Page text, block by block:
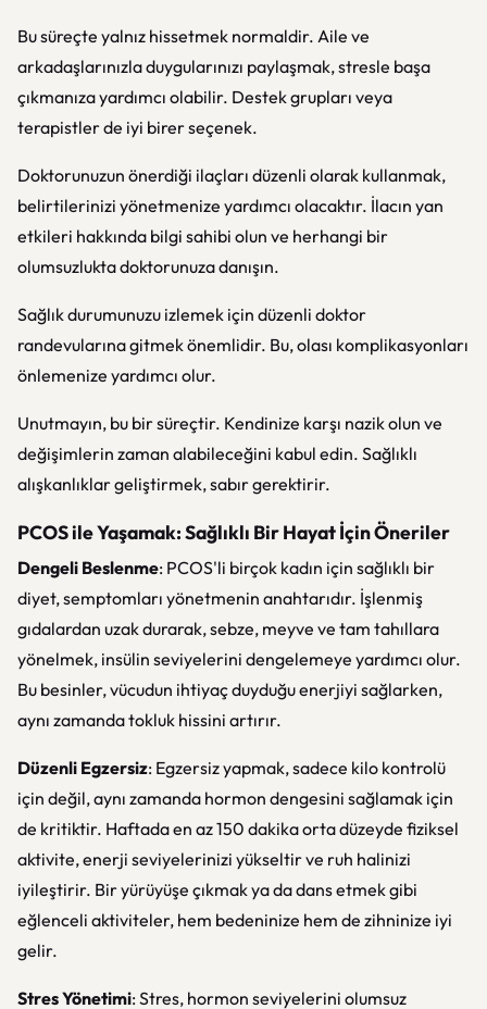
Bu süreçte yalnız hissetmek normaldir. Aile ve
arkadaşlarınızla duygularınızı paylaşmak, stresle başa
çıkmanıza yardımcı olabilir. Destek grupları veya
terapistler de iyi birer seçenek.
Doktorunuzun önerdiği ilaçları düzenli olarak kullanmak,
belirtilerinizi yönetmenize yardımcı olacaktır. İlacın yan
etkileri hakkında bilgi sahibi olun ve herhangi bir
olumsuzlukta doktorunuza danışın.
Sağlık durumunuzu izlemek için düzenli doktor
randevularına gitmek önemlidir. Bu, olası komplikasyonları
önlemenize yardımcı olur.
Unutmayın, bu bir süreçtir. Kendinize karşı nazik olun ve
değişimlerin zaman alabileceğini kabul edin. Sağlıklı
alışkanlıklar geliştirmek, sabır gerektirir.
PCOS ile Yaşamak: Sağlıklı Bir Hayat İçin Öneriler
Dengeli Beslenme: PCOS'li birçok kadın için sağlıklı bir
diyet, semptomları yönetmenin anahtarıdır. İşlenmiş
gıdalardan uzak durarak, sebze, meyve ve tam tahıllara
yönelmek, insülin seviyelerini dengelemeye yardımcı olur.
Bu besinler, vücudun ihtiyaç duyduğu enerjiyi sağlarken,
aynı zamanda tokluk hissini artırır.
Düzenli Egzersiz: Egzersiz yapmak, sadece kilo kontrolü
için değil, aynı zamanda hormon dengesini sağlamak için
de kritiktir. Haftada en az 150 dakika orta düzeyde fiziksel
aktivite, enerji seviyelerinizi yükseltir ve ruh halinizi
iyileştirir. Bir yürüyüşe çıkmak ya da dans etmek gibi
eğlenceli aktiviteler, hem bedeninize hem de zihninize iyi
gelir.
Stres Yönetimi: Stres, hormon seviyelerini olumsuz